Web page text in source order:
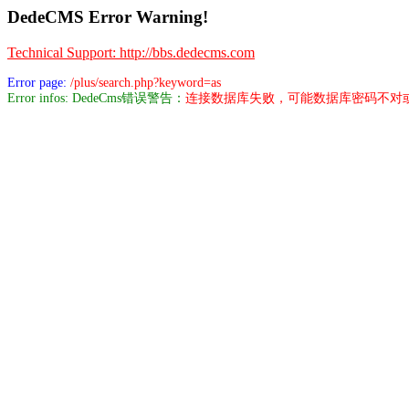
DedeCMS Error Warning!
Technical Support: http://bbs.dedecms.com
Error page: /plus/search.php?keyword=as
Error infos: DedeCms错误警告： 连接数据库失败，可能数据库密码不对